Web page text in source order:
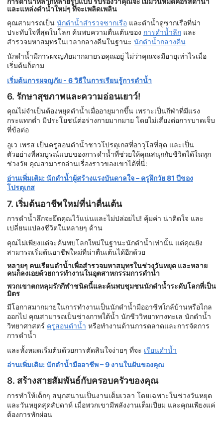
และแหล่งดำน้ำใหม่ๆ ที่จะเพลิดเพลิน
คุณสามารถเป็น นักดำน้ำสำรวจซากเรือ และดำน้ำดูซากเรือที่น่า
ประทับใจที่สุดในโลก ค้นพบความตื่นเต้นของ การดำน้ำลึก และ
สำรวจมหาสมุทรในเวลากลางคืนในฐานะ นักดำน้ำกลางคืน
นักดำน้ำมีการผจญภัยมากมายรอคุณอยู่ ไม่ว่าคุณจะมีอายุเท่าไรเมื่อ
เริ่มต้นก็ตาม
เริ่มต้นการผจญภัย - 6 วิธีในการเรียนรู้การดำน้ำ
6. รักษาสุขภาพและความอ่อนเยาว์!
คุณไม่จำเป็นต้องหยุดดำน้ำเมื่ออายุมากขึ้น เพราะเป็นกีฬาที่มีแรง
กระแทกต่ำ มีประโยชน์ต่อร่างกายมากมาย โดยไม่เสี่ยงต่อการบาดเจ็บ
ที่ข้อต่อ
อูเว เพรส เป็นครูสอนดำน้ำชาวโปรตุเกสที่อาวุโสที่สุด และเป็น
ตัวอย่างที่สมบูรณ์แบบของการดำน้ำที่ช่วยให้คุณสนุกกับชีวิตได้ในทุก
ช่วงวัย คุณสามารถอ่านเรื่องราวของเขาได้ที่นี่:
อ่านเพิ่มเติม: นักดำน้ำผู้สร้างแรงบันดาลใจ – ครูฝึกวัย 81 ปีของ
โปรตุเกส
7. เริ่มต้นอาชีพใหม่ที่น่าตื่นเต้น
การดำน้ำลึกจะยึดคุณไว้แน่นและไม่ปล่อยไป! คุ้มค่า น่าติดใจ และ
เปลี่ยนแปลงชีวิตในหลายๆ ด้าน
คุณไม่เพียงแต่จะค้นพบโลกใหม่ในฐานะนักดำน้ำเท่านั้น แต่คุณยัง
สามารถเริ่มต้นอาชีพใหม่ที่น่าตื่นเต้นได้อีกด้วย
หลายๆ คนเรียนดำน้ำเพื่อสำรวจมหาสมุทรในช่วงวันหยุด และหลาย
คนก็ลงเอยด้วยการทำงานในอุตสาหกรรมการดำน้ำ
พวกเขาตกหลุมรักกีฬาชนิดนี้และค้นพบชุมชนนักดำน้ำระดับโลกที่เป็น
มิตร
มีโอกาสมากมายในการทำงานเป็นนักดำน้ำมืออาชีพใกล้บ้านหรือไกล
ออกไป คุณสามารถเป็นช่างภาพใต้น้ำ นักชีววิทยาทางทะเล นักดำน้ำ
วิทยาศาสตร์ ครูสอนดำน้ำ หรือทำงานด้านการตลาดและการจัดการ
การดำน้ำ
และทั้งหมดเริ่มต้นด้วยการตัดสินใจง่ายๆ ที่จะ เรียนดำน้ำ
อ่านเพิ่มเติม: นักดำน้ำมืออาชีพ – 9 งานในฝันของคุณ
8. สร้างสายสัมพันธ์กับครอบครัวของคุณ
การทำให้เด็กๆ สนุกสนานเป็นงานเต็มเวลา โดยเฉพาะในช่วงวันหยุด
และวันหยุดสุดสัปดาห์ เมื่อพวกเขามีพลังงานเต็มเปี่ยม และคุณเพียงแค่
ต้องการพักผ่อน